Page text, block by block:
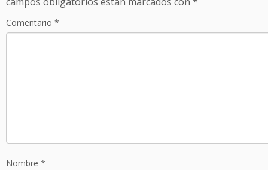
Comentario *
Nombre *